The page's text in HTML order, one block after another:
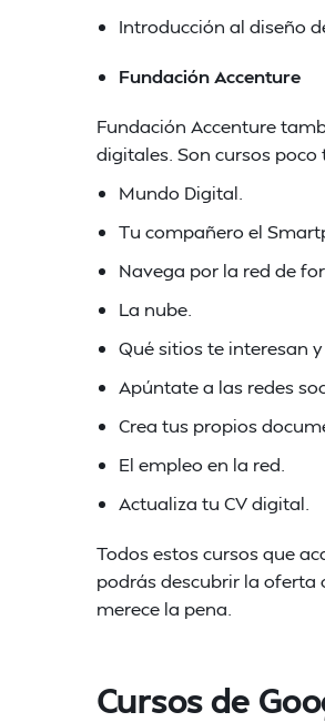
Introducción al diseño
Fundación Accenture
Fundación Accenture
digitales. Son cursos
Mundo Digital.
Tu compañero el
Navega por la red de
La nube.
Qué sitios te interesan y
Apúntate a las redes
Crea tus propios
El empleo en la red.
Actualiza tu CV digital.
Todos estos cursos que
podrás descubrir la oferta
merece la pena.
Cursos de